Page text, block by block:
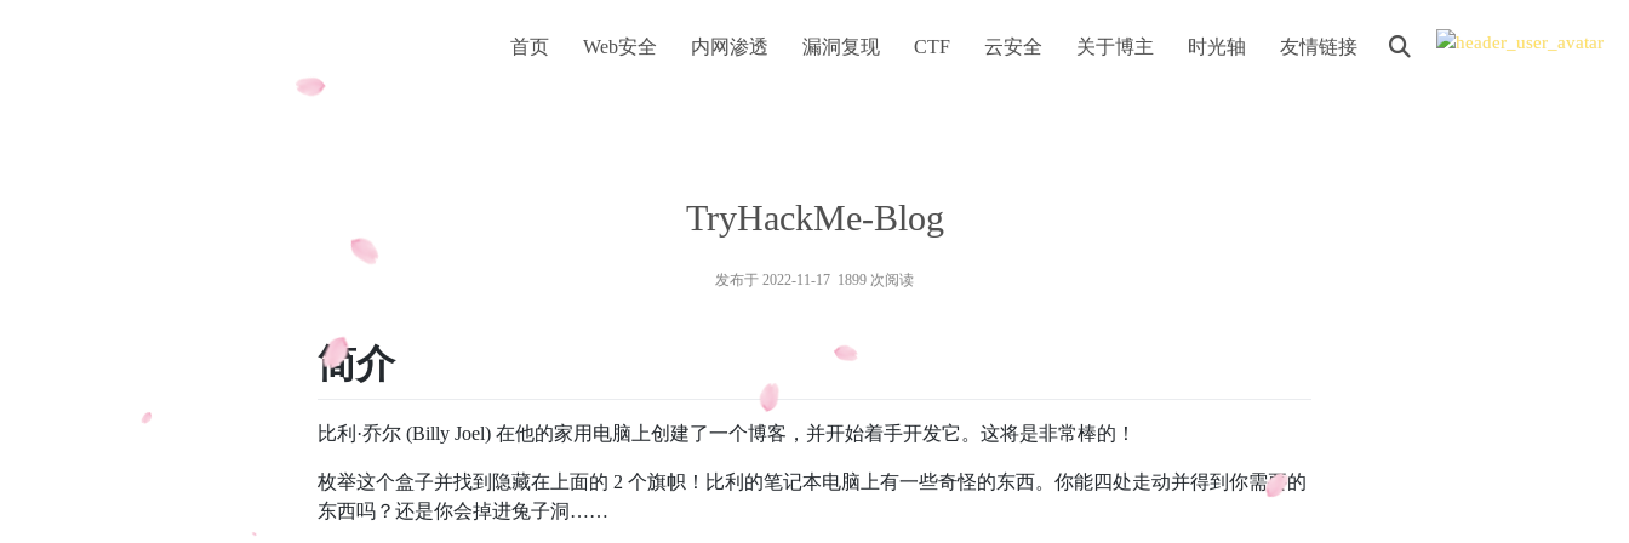
首页 Web安全 内网渗透 漏洞复现 CTF 云安全 关于博主 时光轴 友情链接
TryHackMe-Blog
发布于 2022-11-17 1899 次阅读
简介
比利·乔尔 (Billy Joel) 在他的家用电脑上创建了一个博客，并开始着手开发它。这将是非常棒的！
枚举这个盒子并找到隐藏在上面的 2 个旗帜！比利的笔记本电脑上有一些奇怪的东西。你能四处走动并得到你需要的
东西吗？还是你会掉进兔子洞……